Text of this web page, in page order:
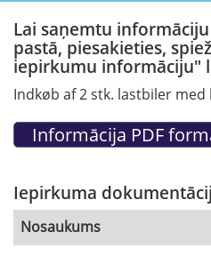
Lai saņemtu
pastā, piesakieties,
iepirkumu informāciju"
Indkøb af 2 stk. lastbiler
Iepirkuma
Nosaukums